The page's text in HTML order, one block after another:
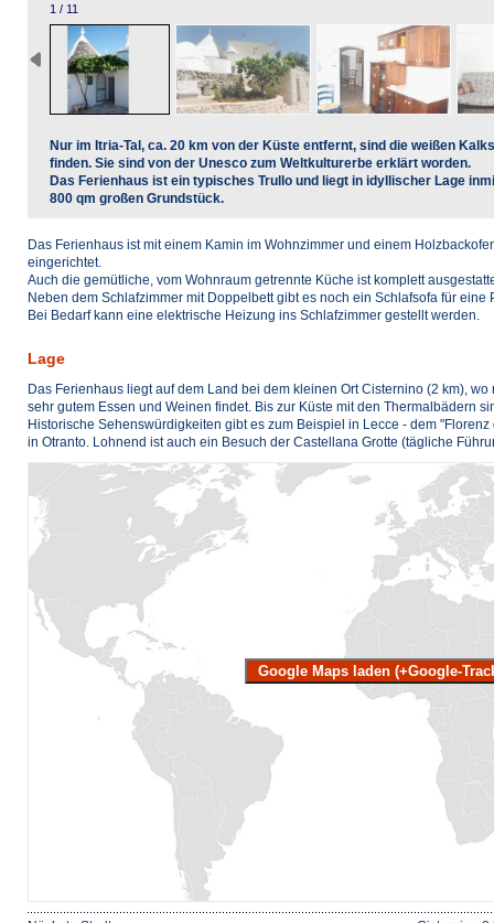
1 / 11
Nur im Itria-Tal, ca. 20 km von der Küste entfernt, sind die weißen
finden. Sie sind von der Unesco zum Weltkulturerbe erklärt worden.
Das Ferienhaus ist ein typisches Trullo und liegt in idyllischer Lage
800 qm großen Grundstück.
Das Ferienhaus ist mit einem Kamin im Wohnzimmer und einem
eingerichtet.
Auch die gemütliche, vom Wohnraum getrennte Küche ist komplett
Neben dem Schlafzimmer mit Doppelbett gibt es noch ein Schlafsofa für
Bei Bedarf kann eine elektrische Heizung ins Schlafzimmer gestellt werden.
Lage
Das Ferienhaus liegt auf dem Land bei dem kleinen Ort Cisternino (2 km),
sehr gutem Essen und Weinen findet. Bis zur Küste mit den Thermalbädern
Historische Sehenswürdigkeiten gibt es zum Beispiel in Lecce - dem
in Otranto. Lohnend ist auch ein Besuch der Castellana Grotte (tägliche
Google Maps laden (+Google-